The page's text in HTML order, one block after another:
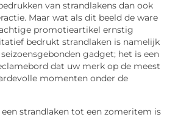
van strandlakens dan ook
Maar wat als dit beeld de ware
promotieartikel ernstig
bedrukt strandlaken is namelijk
gadget; het is een
dat uw merk op de meest
momenten onder de
strandlaken tot een zomeritem is